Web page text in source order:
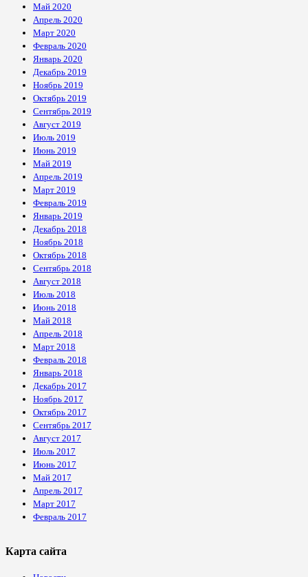
Май 2020
Апрель 2020
Март 2020
Февраль 2020
Январь 2020
Декабрь 2019
Ноябрь 2019
Октябрь 2019
Сентябрь 2019
Август 2019
Июль 2019
Июнь 2019
Май 2019
Апрель 2019
Март 2019
Февраль 2019
Январь 2019
Декабрь 2018
Ноябрь 2018
Октябрь 2018
Сентябрь 2018
Август 2018
Июль 2018
Июнь 2018
Май 2018
Апрель 2018
Март 2018
Февраль 2018
Январь 2018
Декабрь 2017
Ноябрь 2017
Октябрь 2017
Сентябрь 2017
Август 2017
Июль 2017
Июнь 2017
Май 2017
Апрель 2017
Март 2017
Февраль 2017
Карта сайта